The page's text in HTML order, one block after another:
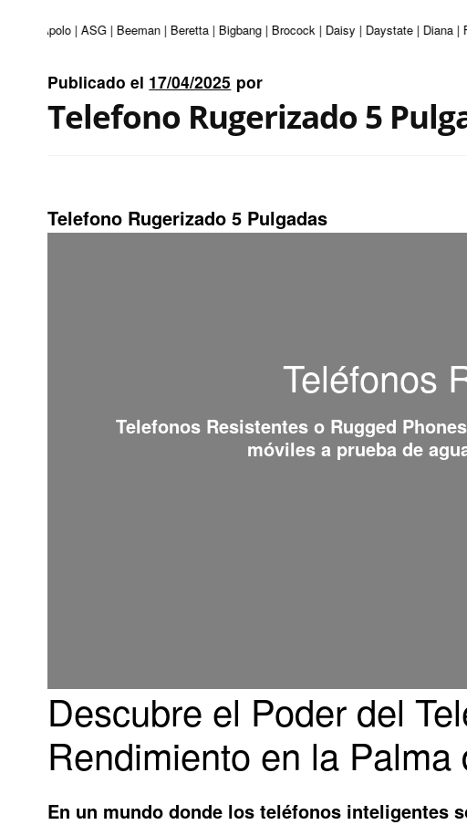
| Apolo | ASG | Beeman | Beretta | Bigbang | Brocock | Daisy | Daystate | Diana |
Publicado el 17/04/2025 por
Telefono Rugerizado 5
Telefono Rugerizado 5 Pulgadas
Teléfonos
Telefonos Resistentes o Rugged Phones
móviles a prueba de
Descubre el Poder del
Rendimiento en la Palma
En un mundo donde los teléfonos inteligentes